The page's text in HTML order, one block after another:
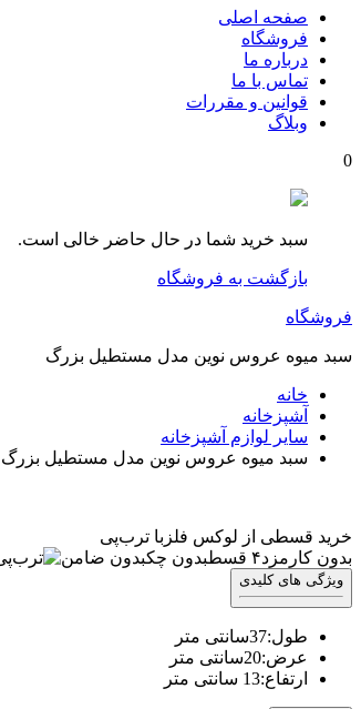
صفحه اصلی
فروشگاه
درباره ما
تماس با ما
قوانین و مقررات
وبلاگ
0
سبد خرید شما در حال حاضر خالی است.
بازگشت به فروشگاه
فروشگاه
سبد میوه عروس نوین مدل مستطیل بزرگ
خانه
آشپزخانه
سایر لوازم آشپزخانه
سبد میوه عروس نوین مدل مستطیل بزرگ
خرید قسطی از لوکس فلز با ترب‌پی
بدون کارمزد۴ قسط بدون چکبدون ضامن
ویژگی های کلیدی
طول:37سانتی متر
عرض:20سانتی متر
ارتفاع:13 سانتی متر